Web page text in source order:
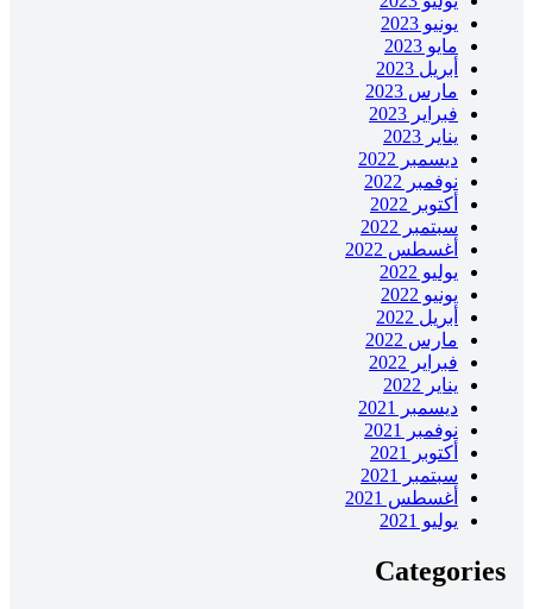
يونيو 2023
مايو 2023
أبريل 2023
مارس 2023
فبراير 2023
يناير 2023
ديسمبر 2022
نوفمبر 2022
أكتوبر 2022
سبتمبر 2022
أغسطس 2022
يوليو 2022
يونيو 2022
أبريل 2022
مارس 2022
فبراير 2022
يناير 2022
ديسمبر 2021
نوفمبر 2021
أكتوبر 2021
سبتمبر 2021
أغسطس 2021
يوليو 2021
Categories